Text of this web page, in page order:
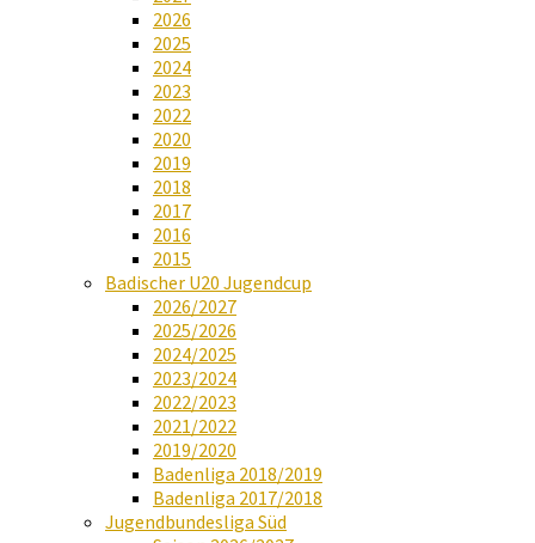
2026
2025
2024
2023
2022
2020
2019
2018
2017
2016
2015
Badischer U20 Jugendcup
2026/2027
2025/2026
2024/2025
2023/2024
2022/2023
2021/2022
2019/2020
Badenliga 2018/2019
Badenliga 2017/2018
Jugendbundesliga Süd